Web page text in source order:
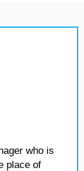
who is
place of